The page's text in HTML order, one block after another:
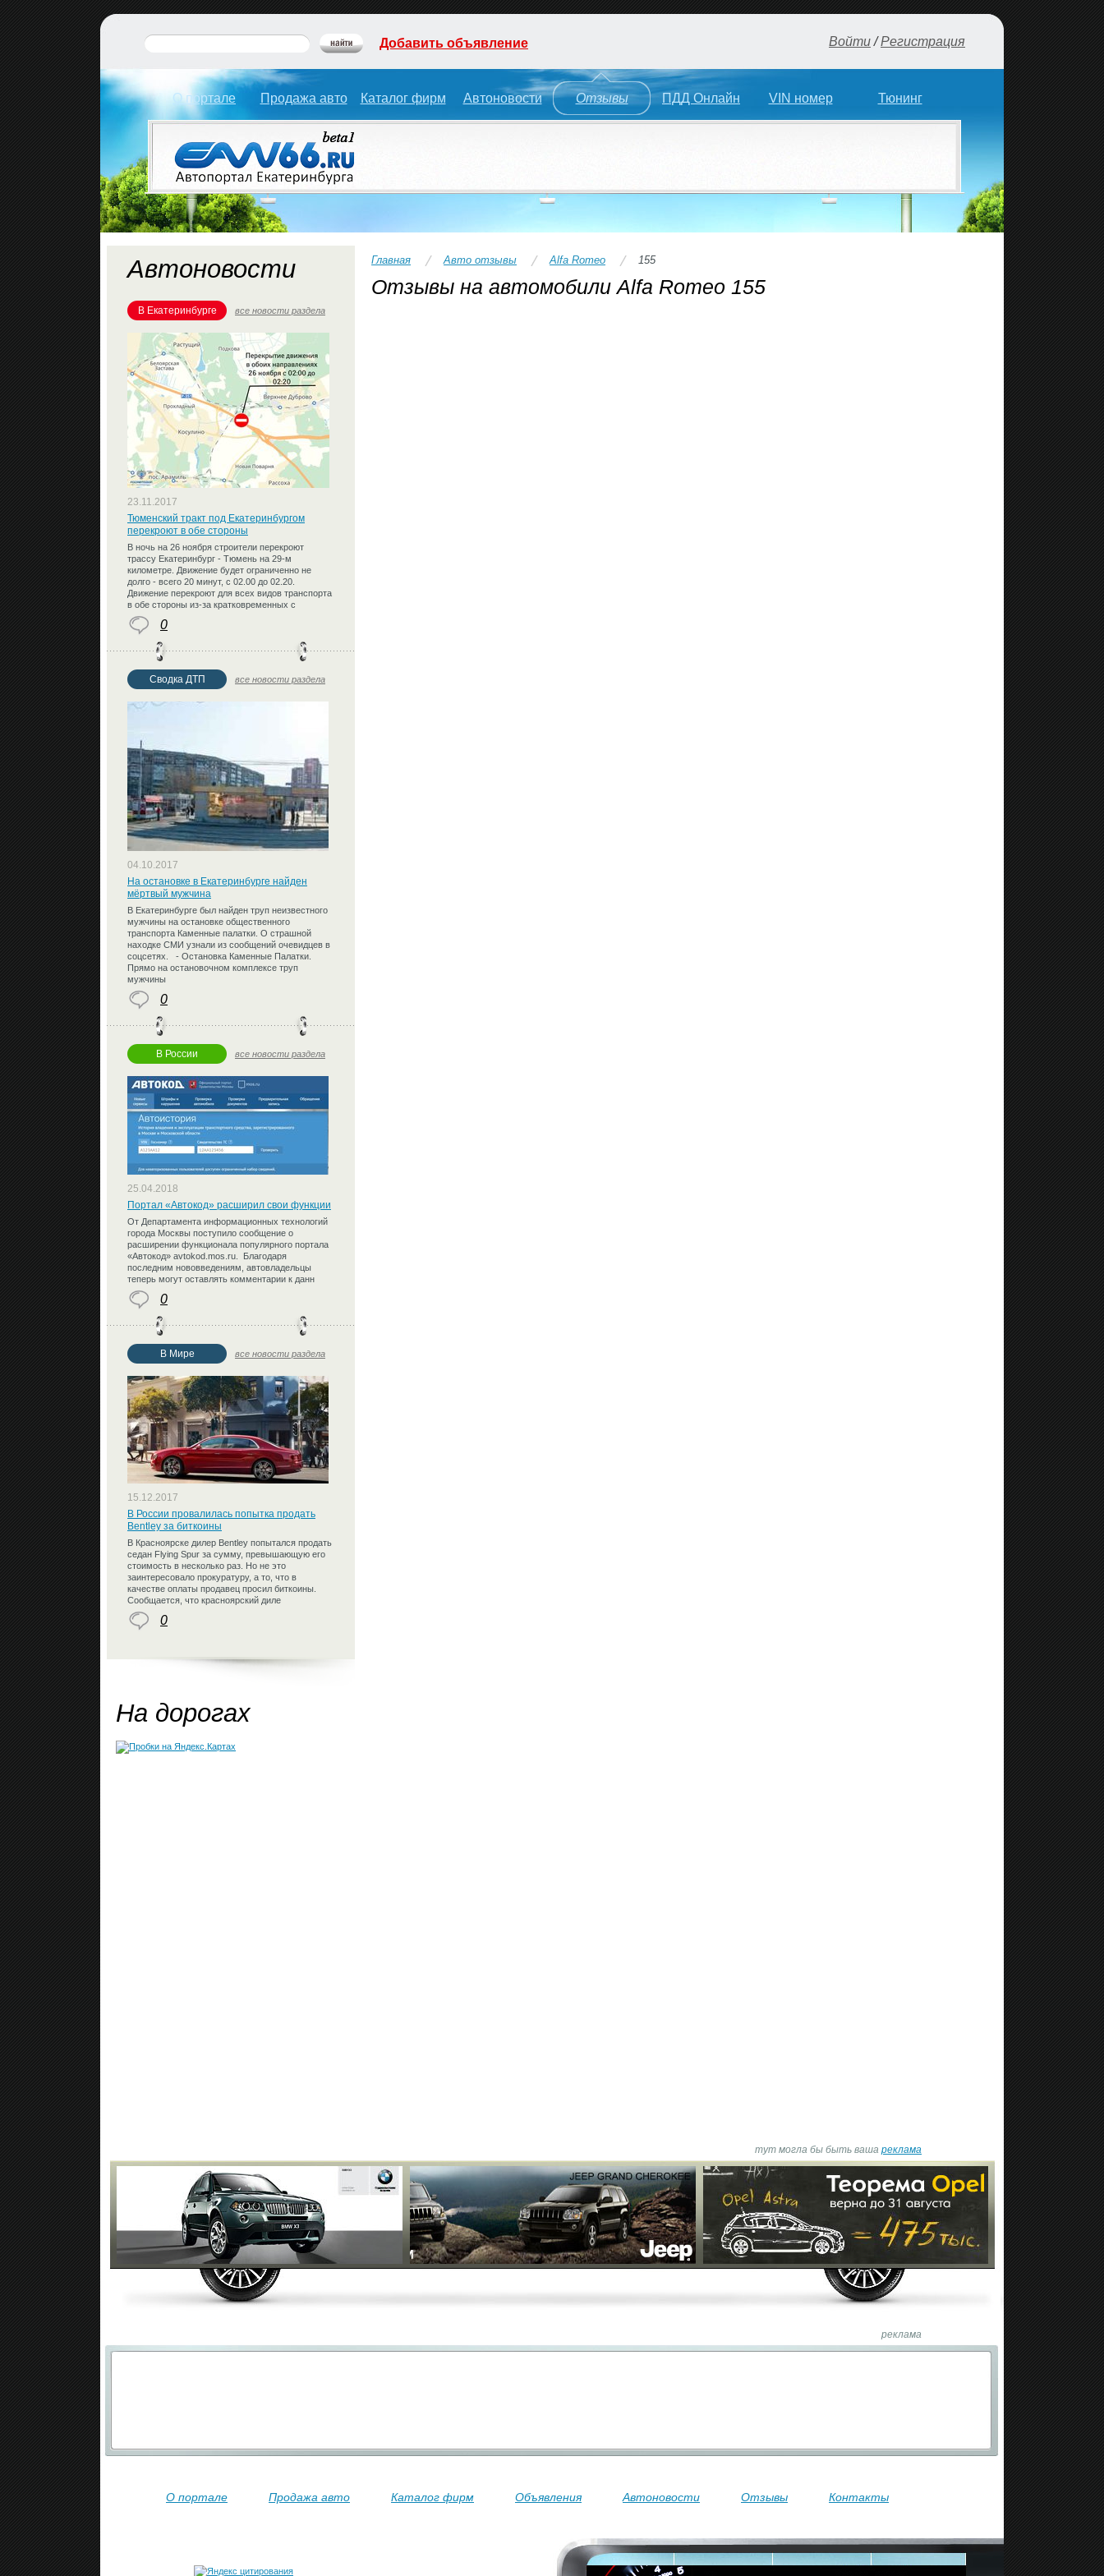
О портале Продажа авто Каталог фирм Автоновости Отзывы ПДД Онлайн VIN номер Тюнинг
Добавить объявление Войти/Регистрация
Главная Авто отзывы Alfa Romeo 155
Отзывы на автомобили Alfa Romeo 155
Автоновости
В Екатеринбурге все новости раздела
23.11.2017
Тюменский тракт под Екатеринбургом
перекроют в обе стороны
В ночь на 26 ноября строители перекроют
трассу Екатеринбург - Тюмень на 29-м
километре. Движение будет ограниченно не
долго - всего 20 минут, с 02.00 до 02.20.
Движение перекроют для всех видов транспорта
в обе стороны из-за кратковременных с
0
Сводка ДТП все новости раздела
04.10.2017
На остановке в Екатеринбурге найден
мёртвый мужчина
В Екатеринбурге был найден труп неизвестного
мужчины на остановке общественного
транспорта Каменные палатки. О страшной
находке СМИ узнали из сообщений очевидцев в
соцсетях. - Остановка Каменные Палатки.
Прямо на остановочном комплексе труп
мужчины
0
В России все новости раздела
25.04.2018
Портал «Автокод» расширил свои функции
От Департамента информационных технологий
города Москвы поступило сообщение о
расширении функционала популярного портала
«Автокод» avtokod.mos.ru. Благодаря
последним нововведениям, автовладельцы
теперь могут оставлять комментарии к данн
0
В Мире все новости раздела
15.12.2017
В России провалилась попытка продать
Bentley за биткоины
В Красноярске дилер Bentley попытался продать
седан Flying Spur за сумму, превышающую его
стоимость в несколько раз. Но не это
заинтересовало прокуратуру, а то, что в
качестве оплаты продавец просил биткоины.
Сообщается, что красноярский диле
0
На дорогах
тут могла бы быть ваша реклама
реклама
О портале Продажа авто Каталог фирм Объявления Автоновости Отзывы Контакты